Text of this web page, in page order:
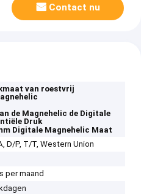
Contact nu
van roestvrij
de Magnehelic de Digitale
Druk
Digitale Magnehelic Maat
D/P, T/T, Western Union
per maand